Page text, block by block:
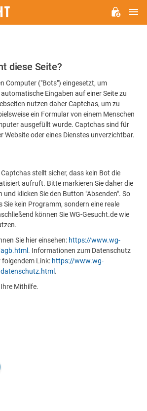
diese Seite?
Computer ("Bots") eingesetzt, um
Eingaben auf einer Seite zu
nutzen daher Captchas, um zu
ein Formular von einem Menschen
ausgefüllt wurde. Captchas sind für
Website oder eines Dienstes unverzichtbar.
stellt sicher, dass kein Bot die
aufruft. Bitte markieren Sie daher die
und klicken Sie den Button "Absenden". So
Sie kein Programm, sondern eine reale
können Sie WG-Gesucht.de wie
Sie hier einsehen: https://www.wg-
. Informationen zum Datenschutz
folgendem Link: https://www.wg-
.
Mithilfe.